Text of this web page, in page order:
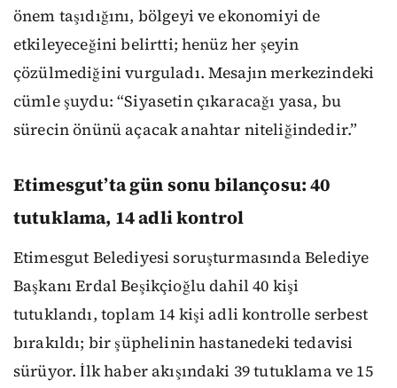
önem taşıdığını, bölgeyi ve ekonomiyi de
etkileyeceğini belirtti; henüz her şeyin
çözülmediğini vurguladı. Mesajın merkezindeki
cümle şuydu: “Siyasetin çıkaracağı yasa, bu
sürecin önünü açacak anahtar niteliğindedir.”
Etimesgut’ta gün sonu bilançosu: 40
tutuklama, 14 adli kontrol
Etimesgut Belediyesi soruşturmasında Belediye
Başkanı Erdal Beşikçioğlu dahil 40 kişi
tutuklandı, toplam 14 kişi adli kontrolle serbest
bırakıldı; bir şüphelinin hastanedeki tedavisi
sürüyor. İlk haber akışındaki 39 tutuklama ve 15